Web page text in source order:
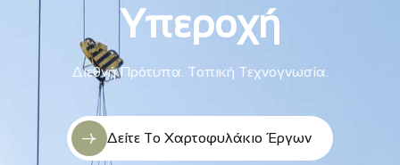
Υπεροχή
Διεθνή Πρότυπα. Τοπική Τεχνογνωσία.
Δείτε Το Χαρτοφυλάκιο Έργων